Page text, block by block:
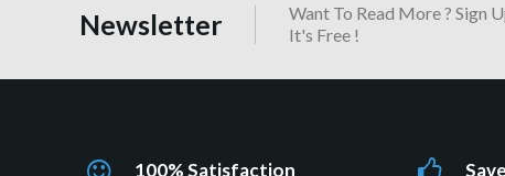
Newsletter
Want To Read More ? Sign
It's Free !
100% Satisfaction